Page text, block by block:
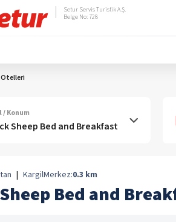
Setur Servis Turistik A.Ş.
Belge No: 728
/ Konum
| KargilMerkez:0.3 km
Bed and